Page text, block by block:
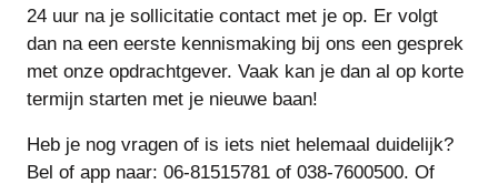
24 uur na je sollicitatie contact met je op. Er volgt
dan na een eerste kennismaking bij ons een gesprek
met onze opdrachtgever. Vaak kan je dan al op korte
termijn starten met je nieuwe baan!
Heb je nog vragen of is iets niet helemaal duidelijk?
Bel of app naar: 06-81515781 of 038-7600500. Of